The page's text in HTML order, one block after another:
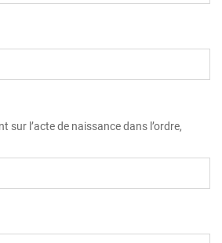
sur l’acte de naissance dans l’ordre,